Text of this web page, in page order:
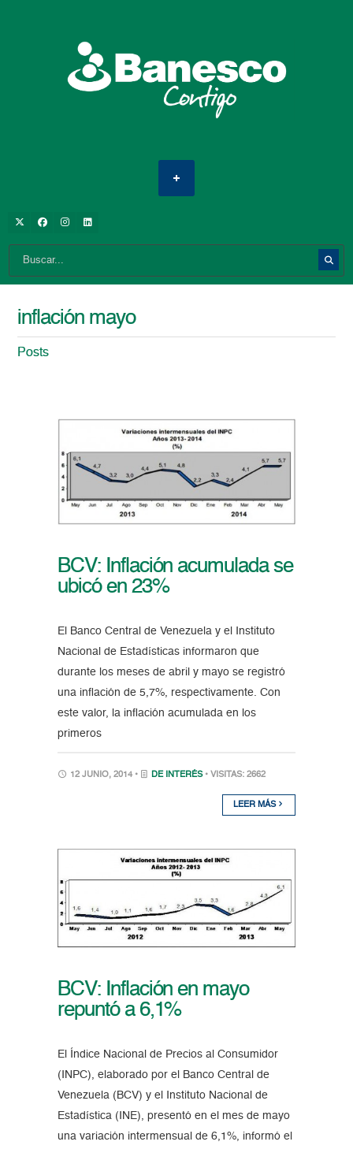
inflación mayo
Posts
BCV: Inflación acumulada se
ubicó en 23%
El Banco Central de Venezuela y el Instituto
Nacional de Estadísticas informaron que
durante los meses de abril y mayo se registró
una inflación de 5,7%, respectivamente. Con
este valor, la inflación acumulada en los
primeros
12 JUNIO, 2014 • DE INTERÉS • VISITAS: 2662
LEER MÁS
BCV: Inflación en mayo
repuntó a 6,1%
El Índice Nacional de Precios al Consumidor
(INPC), elaborado por el Banco Central de
Venezuela (BCV) y el Instituto Nacional de
Estadística (INE), presentó en el mes de mayo
una variación intermensual de 6,1%, informó el